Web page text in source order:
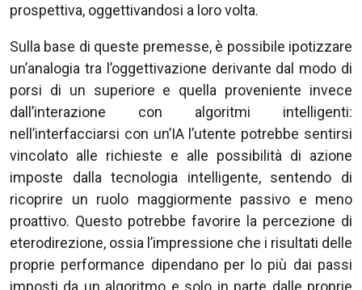
prospettiva, oggettivandosi a loro volta.
Sulla base di queste premesse, è possibile ipotizzare
un’analogia tra l’oggettivazione derivante dal modo di
porsi di un superiore e quella proveniente invece
dall’interazione con algoritmi intelligenti:
nell’interfacciarsi con un’IA l’utente potrebbe sentirsi
vincolato alle richieste e alle possibilità di azione
imposte dalla tecnologia intelligente, sentendo di
ricoprire un ruolo maggiormente passivo e meno
proattivo. Questo potrebbe favorire la percezione di
eterodirezione, ossia l’impressione che i risultati delle
proprie performance dipendano per lo più dai passi
imposti da un algoritmo e solo in parte dalle proprie